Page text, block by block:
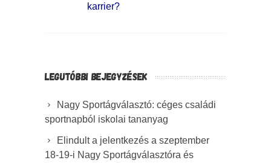
karrier?
LEGUTÓBBI BEJEGYZÉSEK
Nagy Sportágválasztó: céges családi
sportnapból iskolai tananyag
Elindult a jelentkezés a szeptember
18-19-i Nagy Sportágválasztóra és